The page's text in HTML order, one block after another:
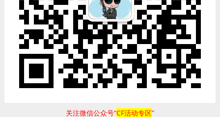
关注微信公众号“CF活动专区”